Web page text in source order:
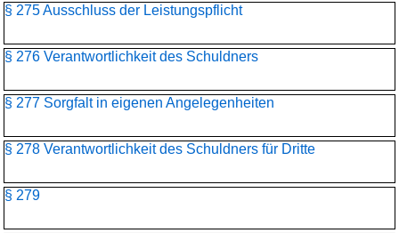
§ 275 Ausschluss der Leistungspflicht
§ 276 Verantwortlichkeit des Schuldners
§ 277 Sorgfalt in eigenen Angelegenheiten
§ 278 Verantwortlichkeit des Schuldners für Dritte
§ 279